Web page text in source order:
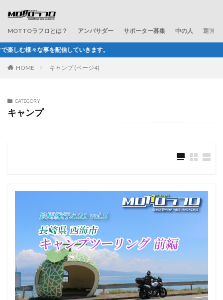
MOTTOラフロとは？ アンバサダー サポーター募集 中の人 運営会
HOME キャンプ (ページ4)
CATEGORY
キャンプ